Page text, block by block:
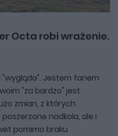
Octa robi wrażenie.
Jestem fanem
"za bardzo" jest
zmian, z których
nadkola, ale i
pomimo braku